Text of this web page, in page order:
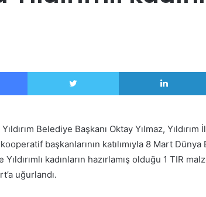
Facebook Twitter
Yıldırım Belediye Başkanı Oktay Yılmaz,
başkanlarının katılımıyla 8 Mart
kadınların hazırlamış olduğu 1 TIR
uğurlandı.